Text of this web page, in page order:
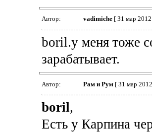
Автор: vadimiche[ 31 мар
boril.у меня тоже
зарабатывает.
Автор: Рам и Рум[ 31 мар
boril,
Есть у Карпина